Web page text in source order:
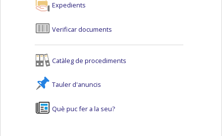
Expedients
Verificar documents
Catàleg de procediments
Tauler d'anuncis
Què puc fer a la seu?